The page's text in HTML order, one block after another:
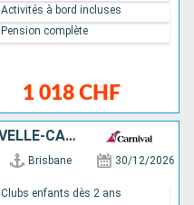
1 018 CHF
Activités à bord incluses
Pension complète
AUSTRALIE, VANUATU, NOUVELLE-CALÉDONIE
Brisbane 30/12/2026
Clubs enfants dès 2 ans